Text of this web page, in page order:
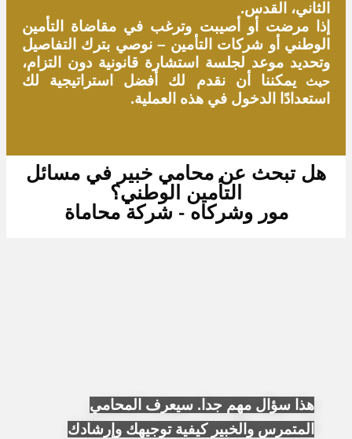
الثاني، القدس.
إذا مرضت أو أصيبت وترغب في مقاضاة التأمين
الوطني أو شركات التأمين – نوصي بترك التفاصيل
وتحديد موعد لجلسة استشارة قانونية دون التزام،
حيثيمكننا أن نقدم لك أفضل استراتيجية لك
استعدادًا الدخول في هذه العملية.
هل تبحث عن محامي خبير في مسائل
التأمين الوطني؟
مور وشركاه - شركة محاماة
هذا سؤال مهم جدا. سيعرف المحامي
المتمرس والخبير كيفية توجيهك وإرشادك